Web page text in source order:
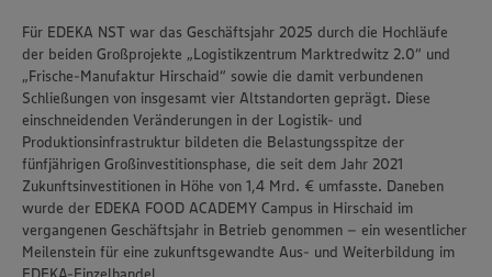
Für EDEKA NST war das Geschäftsjahr 2025 durch die Hochläufe
der beiden Großprojekte „Logistikzentrum Marktredwitz 2.0“ und
„Frische-Manufaktur Hirschaid“ sowie die damit verbundenen
Schließungen von insgesamt vier Altstandorten geprägt. Diese
einschneidenden Veränderungen in der Logistik- und
Produktionsinfrastruktur bildeten die Belastungsspitze der
fünfjährigen Großinvestitionsphase, die seit dem Jahr 2021
Zukunftsinvestitionen in Höhe von 1,4 Mrd. € umfasste. Daneben
wurde der EDEKA FOOD ACADEMY Campus in Hirschaid im
vergangenen Geschäftsjahr in Betrieb genommen – ein wesentlicher
Meilenstein für eine zukunftsgewandte Aus- und Weiterbildung im